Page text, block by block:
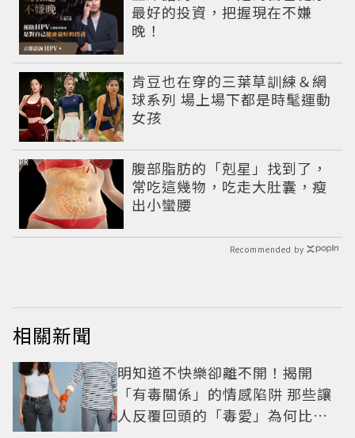
最好的投資，把握現在不嫌
晚！
肯豆也在穿的三葉草訓練＆網
球系列 場上場下都是時髦運動
女孩
腹部脂肪的「剋星」找到了，
常吃這幾物，吃走大肚囊，瘦
出小蠻腰
PR
Recommended by
相關新聞
明知道不快樂卻離不開！揭開
「有毒關係」的情感陷阱 那些讓
人反覆回頭的「毒愛」為何比菸